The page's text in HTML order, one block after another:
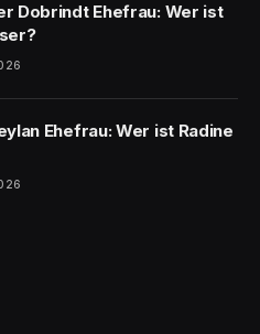
Dobrindt Ehefrau: Wer ist
Ehefrau: Wer ist Radine